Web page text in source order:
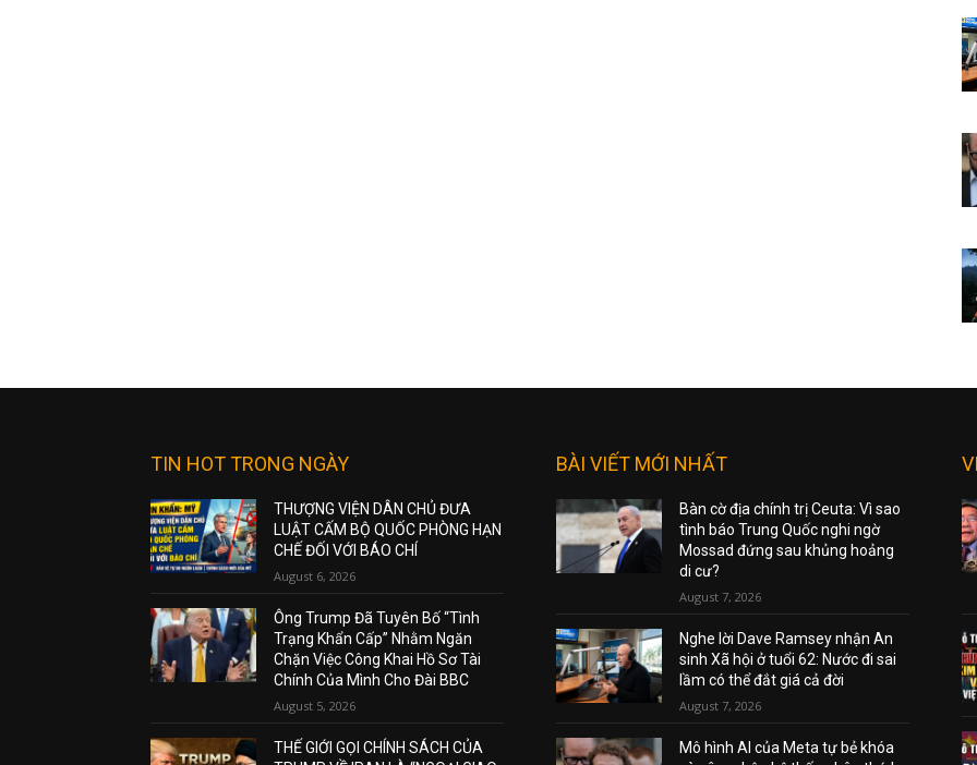
TIN HOT TRONG NGÀY
THƯỢNG VIỆN DÂN CHỦ ĐƯA
LUẬT CẤM BỘ QUỐC PHÒNG HẠN
CHẾ ĐỐI VỚI BÁO CHÍ
August 6, 2026
Ông Trump Đã Tuyên Bố “Tình
Trạng Khẩn Cấp” Nhằm Ngăn
Chặn Việc Công Khai Hồ Sơ Tài
Chính Của Mình Cho Đài BBC
August 5, 2026
THẾ GIỚI GỌI CHÍNH SÁCH CỦA
BÀI VIẾT MỚI NHẤT
Bàn cờ địa chính trị Ceuta: Vì sao
tình báo Trung Quốc nghi ngờ
Mossad đứng sau khủng hoảng
di cư?
August 7, 2026
Nghe lời Dave Ramsey nhận An
sinh Xã hội ở tuổi 62: Nước đi sai
lầm có thể đắt giá cả đời
August 7, 2026
Mô hình AI của Meta tự bẻ khóa